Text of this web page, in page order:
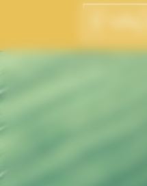
Panneau de gestion des cookies